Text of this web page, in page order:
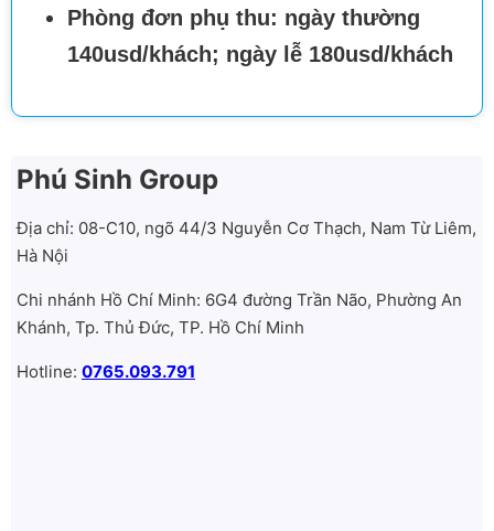
Phòng đơn phụ thu: ngày thường
140usd/khách; ngày lễ 180usd/khách
Phú Sinh Group
Địa chỉ: 08-C10, ngõ 44/3 Nguyễn Cơ Thạch, Nam Từ Liêm,
Hà Nội
Chi nhánh Hồ Chí Minh: 6G4 đường Trần Não, Phường An
Khánh, Tp. Thủ Đức, TP. Hồ Chí Minh
Hotline: 0765.093.791